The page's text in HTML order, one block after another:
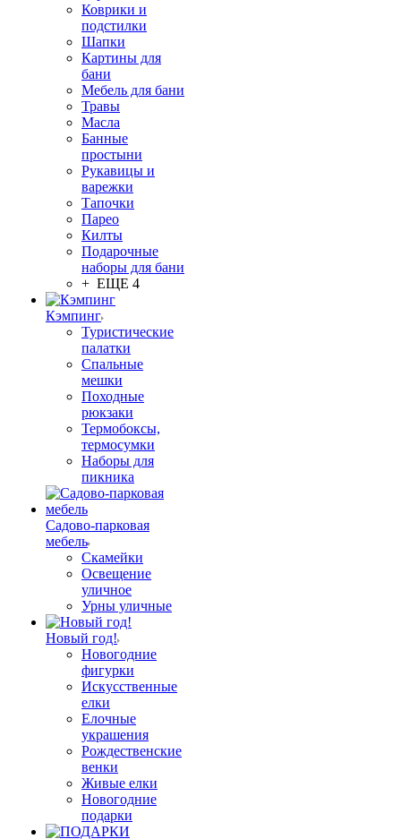
Коврики и
подстилки
Шапки
Картины для
бани
Мебель для бани
Травы
Масла
Банные
простыни
Рукавицы и
варежки
Тапочки
Парео
Килты
Подарочные
наборы для бани
+ ЕЩЕ 4
Кэмпинг
Туристические
палатки
Спальные
мешки
Походные
рюкзаки
Термобоксы,
термосумки
Наборы для
пикника
Садово-парковая
мебель
Скамейки
Освещение
уличное
Урны уличные
Новый год!
Новогодние
фигурки
Искусственные
елки
Елочные
украшения
Рождественские
венки
Живые елки
Новогодние
подарки